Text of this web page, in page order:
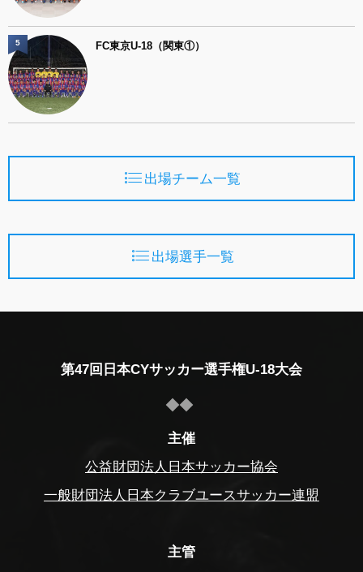
FC東京U-18（関東①）
5
出場チーム一覧
出場選手一覧
第47回日本CYサッカー選手権U-18大会
主催
公益財団法人日本サッカー協会
一般財団法人日本クラブユースサッカー連盟
主管